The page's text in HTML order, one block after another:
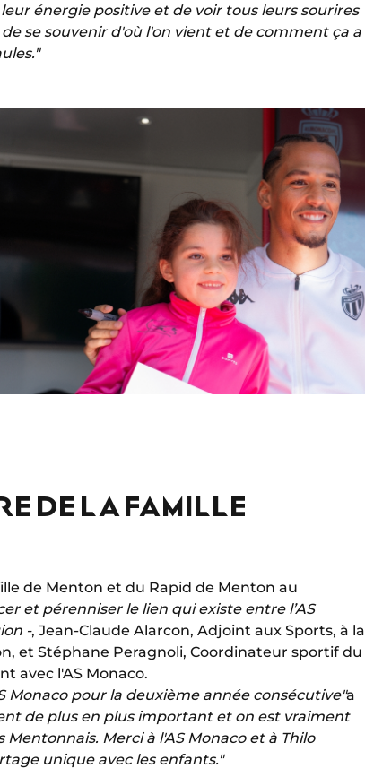
énergie positive et de voir tous leurs sourires
se souvenir d'où l'on vient et de comment ça a
DE LA FAMILLE
de Menton et du Rapid de Menton au
et pérenniser le lien qui existe entre l’AS
-, Jean-Claude Alarcon, Adjoint aux Sports, à la
et Stéphane Peragnoli, Coordinateur sportif du
avec l'AS Monaco.
pour la deuxième année consécutive"a
de plus en plus important et on est vraiment
Merci à l'AS Monaco et à Thilo
unique avec les enfants."